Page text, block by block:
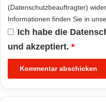
(Datenschutzbeauftragter)
Informationen finden Sie in
Ich habe die
und akzeptiert. *